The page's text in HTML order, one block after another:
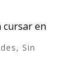
cursar en
, Sin